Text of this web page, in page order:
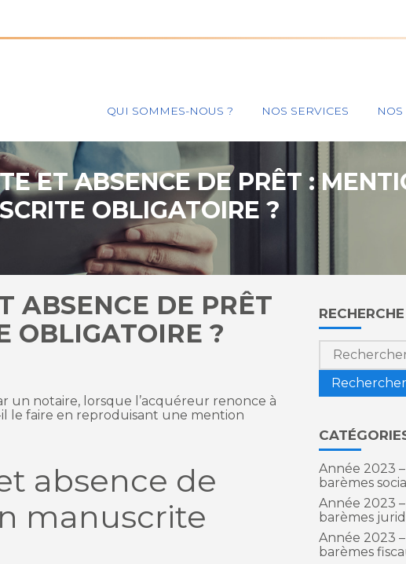
Principal
QUI SOMMES-NOUS ? NOS SERVICES
ET ABSENCE DE PRÊT :
OBLIGATOIRE ?
ABSENCE DE PRÊT
OBLIGATOIRE ?
un notaire, lorsque l’acquéreur renonce à
il le faire en reproduisant une mention
absence de
manuscrite
Blog
sidebar
RECHERCHE
Rechercher :
Année 2023
barèmes
Année 2023
barèmes
Année 2023
barèmes